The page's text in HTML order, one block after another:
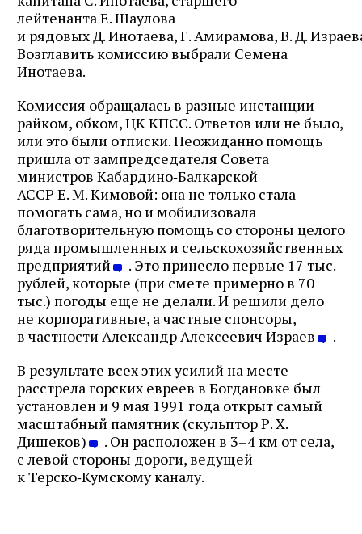
лейтенанта Е. Шаулова
и рядовых Д. Инотаева, Г. Амирамова, В. Д.
Возглавить комиссию выбрали Семена
Инотаева.
Комиссия обращалась в разные инстанции —
райком, обком, ЦК КПСС. Ответов или не было,
или это были отписки. Неожиданно помощь
пришла от зампредседателя Совета
министров Кабардино‑Балкарской
АССР Е. М. Кимовой: она не только стала
помогать сама, но и мобилизовала
благотворительную помощь со стороны целого
ряда промышленных и сельскохозяйственных
предприятий
. Это принесло первые 17 тыс.
рублей, которые (при смете примерно в 70
тыс.) погоды еще не делали. И решили дело
не корпоративные, а частные спонсоры,
в частности Александр Алексеевич Израев
.
В результате всех этих усилий на месте
расстрела горских евреев в Богдановке был
установлен и 9 мая 1991 года открыт самый
масштабный памятник (скульптор Р. Х.
Дишеков)
. Он расположен в 3–4 км от села,
с левой стороны дороги, ведущей
к Терско‑Кумскому каналу.